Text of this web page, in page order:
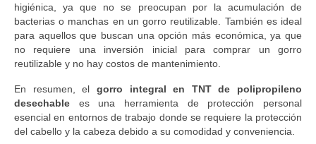
higiénica, ya que no se preocupan por la acumulación de
bacterias o manchas en un gorro reutilizable. También es ideal
para aquellos que buscan una opción más económica, ya que
no requiere una inversión inicial para comprar un gorro
reutilizable y no hay costos de mantenimiento.
En resumen, el gorro integral en TNT de polipropileno
desechable es una herramienta de protección personal
esencial en entornos de trabajo donde se requiere la protección
del cabello y la cabeza debido a su comodidad y conveniencia.